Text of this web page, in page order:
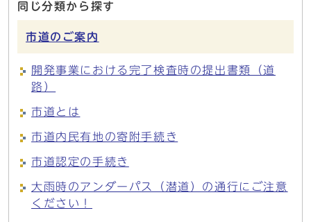
同じ分類から探す
市道のご案内
開発事業における完了検査時の提出書類（道
路）
市道とは
市道内民有地の寄附手続き
市道認定の手続き
大雨時のアンダーパス（潜道）の通行にご注意
ください！